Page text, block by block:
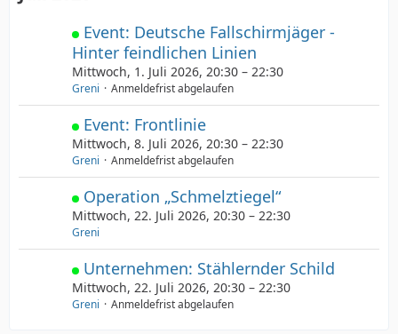
Event: Deutsche Fallschirmjäger -
Hinter feindlichen Linien
Mittwoch, 1. Juli 2026, 20:30 – 22:30
Greni Anmeldefrist abgelaufen
Event: Frontlinie
Mittwoch, 8. Juli 2026, 20:30 – 22:30
Greni Anmeldefrist abgelaufen
Operation „Schmelztiegel“
Mittwoch, 22. Juli 2026, 20:30 – 22:30
Greni
Unternehmen: Stählernder Schild
Mittwoch, 22. Juli 2026, 20:30 – 22:30
Greni Anmeldefrist abgelaufen